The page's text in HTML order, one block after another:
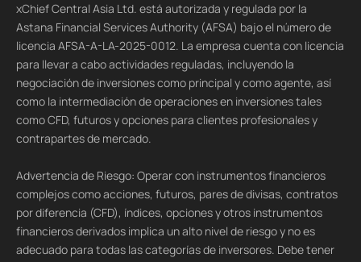
xChief Central Asia Ltd. está autorizada y regulada por la
Astana Financial Services Authority (AFSA) bajo el número de
licencia AFSA-A-LA-2025-0012. La empresa cuenta con licencia
para llevar a cabo actividades reguladas, incluyendo la
negociación de inversiones como principal y como agente, así
como la intermediación de operaciones en inversiones tales
como CFD, futuros y opciones para clientes profesionales y
contrapartes de mercado.
Advertencia de Riesgo: Operar con instrumentos financieros
complejos como acciones, futuros, pares de divisas, contratos
por diferencia (CFD), índices, opciones y otros instrumentos
financieros derivados implica un alto nivel de riesgo y no es
adecuado para todas las categorías de inversores. Debe tener